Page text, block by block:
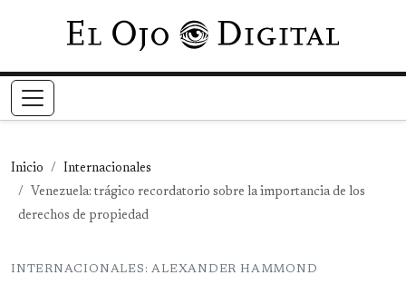
Pasar al contenido principal
Inicio
Internacionales
Venezuela: trágico recordatorio sobre la importancia de los
derechos de propiedad
INTERNACIONALES: ALEXANDER HAMMOND